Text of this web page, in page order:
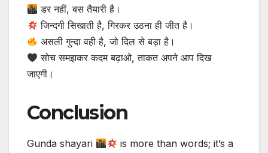
डर नहीं, बस तैयारी है।
जिन्दगी सिखाती है, गिरकर उठना ही जीत है।
असली गुन्‍दा वही है, जो दिल से बड़ा है।
सोच समझकर कदम बढ़ाओ, ताकत अपने आप दिख
जाएगी।
Conclusion
Gunda shayari
is more than words; it’s a